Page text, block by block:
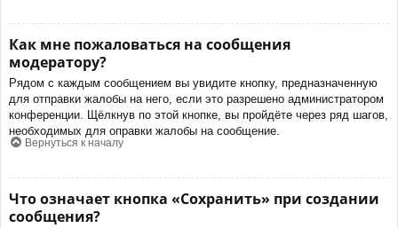
Как мне пожаловаться на сообщения
модератору?
Рядом с каждым сообщением вы увидите кнопку, предназначенную
для отправки жалобы на него, если это разрешено администратором
конференции. Щёлкнув по этой кнопке, вы пройдёте через ряд шагов,
необходимых для оправки жалобы на сообщение.
Вернуться к началу
Что означает кнопка «Сохранить» при создании
сообщения?